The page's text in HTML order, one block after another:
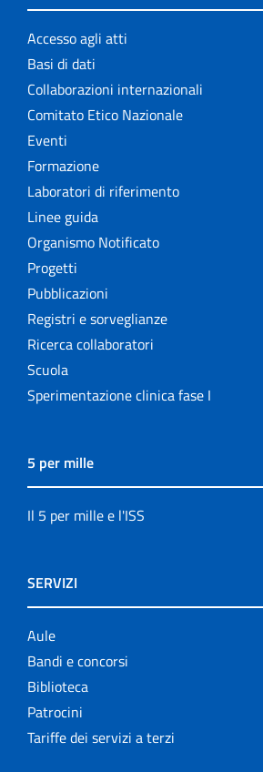
Accesso agli atti
Basi di dati
Collaborazioni internazionali
Comitato Etico Nazionale
Eventi
Formazione
Laboratori di riferimento
Linee guida
Organismo Notificato
Progetti
Pubblicazioni
Registri e sorveglianze
Ricerca collaboratori
Scuola
Sperimentazione clinica fase I
5 per mille
Il 5 per mille e l'ISS
SERVIZI
Aule
Bandi e concorsi
Biblioteca
Patrocini
Tariffe dei servizi a terzi